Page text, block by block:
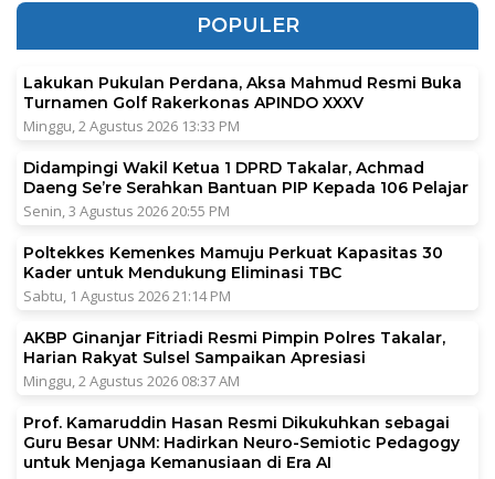
POPULER
Lakukan Pukulan Perdana, Aksa Mahmud Resmi Buka
Turnamen Golf Rakerkonas APINDO XXXV
Minggu, 2 Agustus 2026 13:33 PM
Didampingi Wakil Ketua 1 DPRD Takalar, Achmad
Daeng Se’re Serahkan Bantuan PIP Kepada 106 Pelajar
Senin, 3 Agustus 2026 20:55 PM
Poltekkes Kemenkes Mamuju Perkuat Kapasitas 30
Kader untuk Mendukung Eliminasi TBC
Sabtu, 1 Agustus 2026 21:14 PM
AKBP Ginanjar Fitriadi Resmi Pimpin Polres Takalar,
Harian Rakyat Sulsel Sampaikan Apresiasi
Minggu, 2 Agustus 2026 08:37 AM
Prof. Kamaruddin Hasan Resmi Dikukuhkan sebagai
Guru Besar UNM: Hadirkan Neuro-Semiotic Pedagogy
untuk Menjaga Kemanusiaan di Era AI